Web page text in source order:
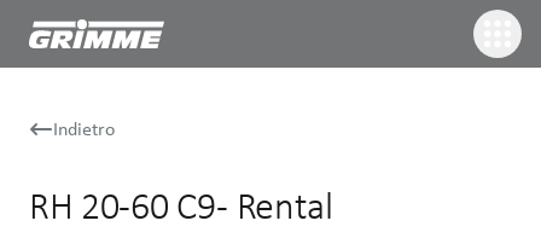
Indietro
RH 20-60 C9 - Rental